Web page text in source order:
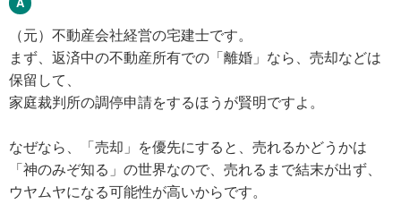
（元）不動産会社経営の宅建士です。
まず、返済中の不動産所有での「離婚」なら、売却などは
保留して、
家庭裁判所の調停申請をするほうが賢明ですよ。
なぜなら、「売却」を優先にすると、売れるかどうかは
「神のみぞ知る」の世界なので、売れるまで結末が出ず、
ウヤムヤになる可能性が高いからです。